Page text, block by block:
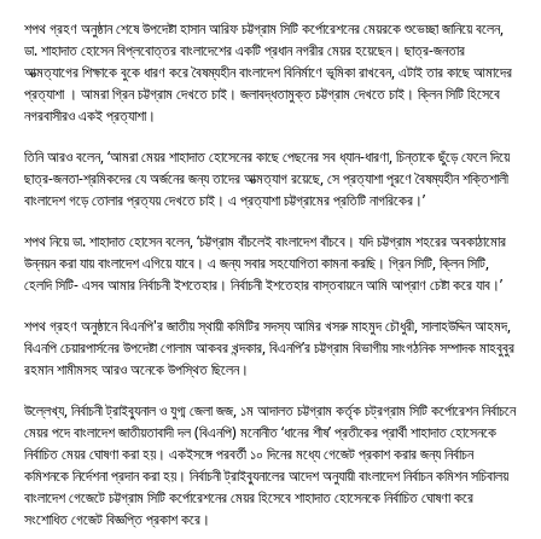
শপথ গ্রহণ অনুষ্ঠান শেষে উপদেষ্টা হাসান আরিফ চট্টগ্রাম সিটি কর্পোরেশনের মেয়রকে শুভেচ্ছা জানিয়ে বলেন,
ডা. শাহাদাত হোসেন বিপ্লবোত্তর বাংলাদেশের একটি প্রধান নগরীর মেয়র হয়েছেন। ছাত্র-জনতার
আত্মত্যাগের শিক্ষাকে বুকে ধারণ করে বৈষম্যহীন বাংলাদেশ বিনির্মাণে ভূমিকা রাখবেন, এটাই তার কাছে আমাদের
প্রত্যাশা । আমরা গ্রিন চট্টগ্রাম দেখতে চাই। জলাবদ্ধতামুক্ত চট্টগ্রাম দেখতে চাই। ক্লিন সিটি হিসেবে
নগরবাসীরও একই প্রত্যাশা।
তিনি আরও বলেন, ‘আমরা মেয়র শাহাদাত হোসেনের কাছে পেছনের সব ধ্যান-ধারণা, চিন্তাকে ছুঁড়ে ফেলে দিয়ে
ছাত্র-জনতা-শ্রমিকদের যে অর্জনের জন্য তাদের আত্মত্যাগ রয়েছে, সে প্রত্যাশা পূরণে বৈষম্যহীন শক্তিশালী
বাংলাদেশ গড়ে তোলার প্রত্যয় দেখতে চাই। এ প্রত্যাশা চট্টগ্রামের প্রতিটি নাগরিকের।’
শপথ নিয়ে ডা. শাহাদাত হোসেন বলেন, ‘চট্টগ্রাম বাঁচলেই বাংলাদেশ বাঁচবে। যদি চট্টগ্রাম শহরের অবকাঠামোর
উন্নয়ন করা যায় বাংলাদেশ এগিয়ে যাবে। এ জন্য সবার সহযোগিতা কামনা করছি। গ্রিন সিটি, ক্লিন সিটি,
হেলদি সিটি- এসব আমার নির্বাচনী ইশতেহার। নির্বাচনী ইশতেহার বাস্তবায়নে আমি আপ্রাণ চেষ্টা করে যাব।’
শপথ গ্রহণ অনুষ্ঠানে বিএনপি'র জাতীয় স্থায়ী কমিটির সদস্য আমির খসরু মাহমুদ চৌধুরী, সালাহউদ্দিন আহমদ,
বিএনপি চেয়ারপার্সনের উপদেষ্টা গোলাম আকবর খন্দকার, বিএনপি’র চট্টগ্রাম বিভাগীয় সাংগঠনিক সম্পাদক মাহবুবুর
রহমান শামীমসহ আরও অনেকে উপস্থিত ছিলেন।
উল্লেখ্য, নির্বাচনী ট্রাইব্যুনাল ও যুগ্ম জেলা জজ, ১ম আদালত চট্টগ্রাম কর্তৃক চট্রগ্রাম সিটি কর্পোরেশন নির্বাচনে
মেয়র পদে বাংলাদেশ জাতীয়তাবাদী দল (বিএনপি) মনোনীত ‘ধানের শীষ’ প্রতীকের প্রার্থী শাহাদাত হোসেনকে
নির্বাচিত মেয়র ঘোষণা করা হয়। একইসঙ্গে পরবর্তী ১০ দিনের মধ্যে গেজেট প্রকাশ করার জন্য নির্বাচন
কমিশনকে নির্দেশনা প্রদান করা হয়। নির্বাচনী ট্রাইব্যুনালের আদেশ অনুযায়ী বাংলাদেশ নির্বাচন কমিশন সচিবালয়
বাংলাদেশ গেজেটে চট্টগ্রাম সিটি কর্পোরেশনের মেয়র হিসেবে শাহাদাত হোসেনকে নির্বাচিত ঘোষণা করে
সংশোধিত গেজেট বিজ্ঞপ্তি প্রকাশ করে।